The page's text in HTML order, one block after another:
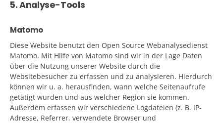
5. Analyse-Tools
Matomo
Diese Website benutzt den Open Source Webanalysedienst
Matomo. Mit Hilfe von Matomo sind wir in der Lage Daten
über die Nutzung unserer Website durch die
Websitebesucher zu erfassen und zu analysieren. Hierdurch
können wir u. a. herausfinden, wann welche Seitenaufrufe
getätigt wurden und aus welcher Region sie kommen.
Außerdem erfassen wir verschiedene Logdateien (z. B. IP-
Adresse, Referrer, verwendete Browser und